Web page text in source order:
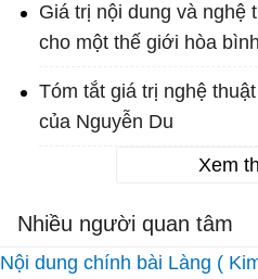
Giá trị nội dung và nghệ
cho một thế giới hòa bình
Tóm tắt giá trị nghệ
của Nguyễn Du
Xem
Nhiều người quan tâm
Nội dung chính bài Làng (